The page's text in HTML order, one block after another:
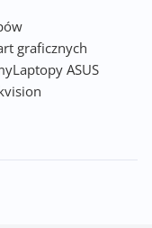
graficznych
Laptopy ASUS